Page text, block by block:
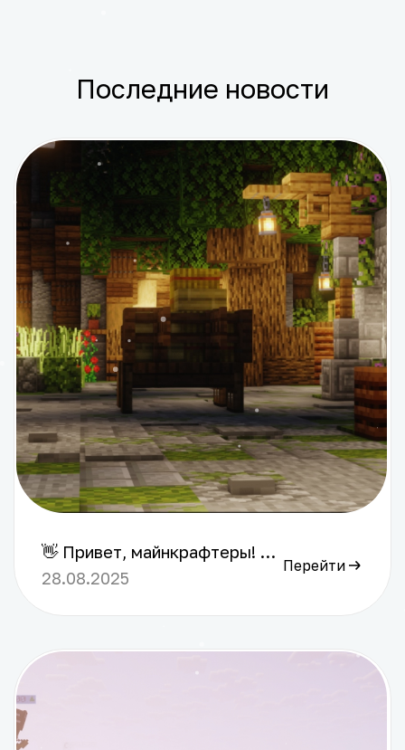
Последние новости
👋 Привет, майнкрафтеры! Если вы ищете лучший приватный сервер майнкрафт с настоящей ванильной атмосферой, честной экономикой и регулярными обновлениями, то Zeroworlds именно для вас! Наш сервер – это место, где каждый игрок находит дружелюбное сообщество, а донат используется исключительно для косметических улучшений, не влияющих на игровой баланс. 💎 Наши ключевые преимущества: Лояльное и позитивное комьюнити Здесь царит атмосфера взаимопомощи и веселья, где каждый может быть собой и найти компанию для совместных приключений. Крутая и заботливая модерация Наша команда оперативно решает любые вопросы, исключает неадекватное поведение и создает комфортное пространство для игры. Настоящий ванильный геймплей с регулярными обновлениями Мы сохраняем классический Minecraft с ежегодными вайпами, чтобы мир оставался свежим и динамичным. 💜 Присоединяйтесь к Zeroworlds – серверу, где приватный сервер Minecraft с честной экономикой, ванильный сервер Minecraft с регулярными вайпами и лучший приватный сервер Minecraft оживляет настоящий дух игры. Окунитесь в дружелюбную атмосферу, наслаждайтесь честной игрой и проводите незабываемое время с единомышленниками! Ждем вас на Zeroworlds – месте, где Minecraft становится по-настоящему живым! ⭐ Сайт сервера: shop.zeroworlds.ru/ ⭐ Дискорд сервера: discord.gg/cWRAYvUDYB ⭐ Википедия сервера: wiki.zeroworlds.ru/ ⭐ Телеграм сервера: t.me/zeroworldsL ⭐ Айпи: mc.zeroworlds.ru (1.20.1 - 1.21x)
28.08.2025
Перейти